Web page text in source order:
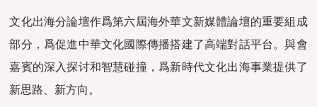
文化出海分論壇作爲第六屆海外華文新媒體論壇的重要組成
部分，爲促進中華文化國際傳播搭建了高端對話平台。與會
嘉賓的深入探讨和智慧碰撞，爲新時代文化出海事業提供了
新思路、新方向。